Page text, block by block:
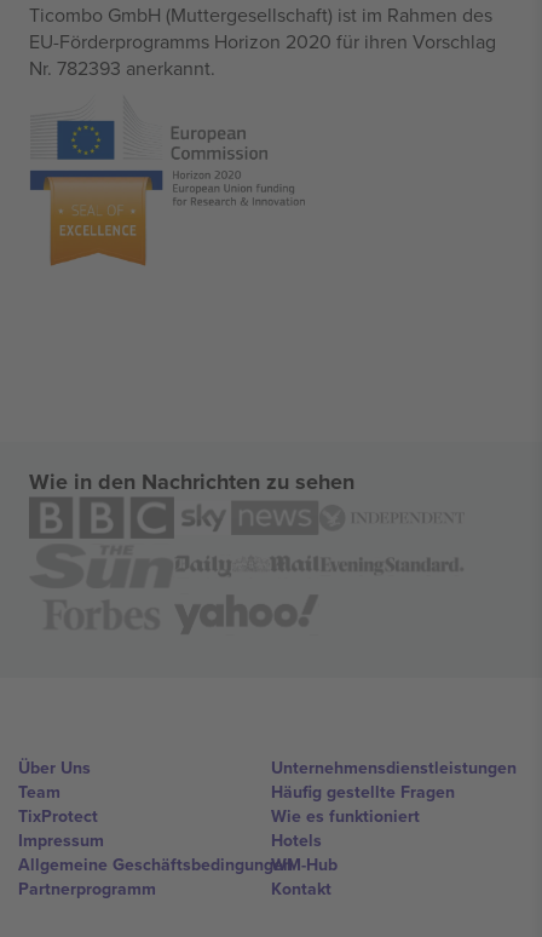
Ticombo GmbH (Muttergesellschaft) ist im Rahmen des
EU-Förderprogramms Horizon 2020 für ihren Vorschlag
Nr. 782393 anerkannt.
Wie in den Nachrichten zu sehen
Über Uns
Team
TixProtect
Impressum
Allgemeine Geschäftsbedingungen
Partnerprogramm
Unternehmensdienstleistungen
Häufig gestellte Fragen
Wie es funktioniert
Hotels
WM-Hub
Kontakt